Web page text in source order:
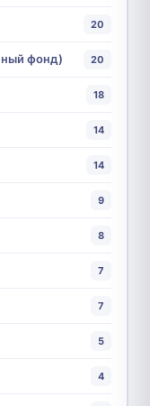
20
фонд) 20
18
14
14
9
8
7
7
5
4